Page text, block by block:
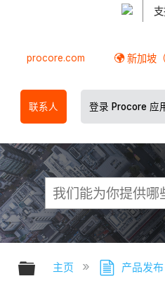
procore.com 新加坡（
联系人 登录 Procore 应
扩展/隐缩全局
主页 产品发布